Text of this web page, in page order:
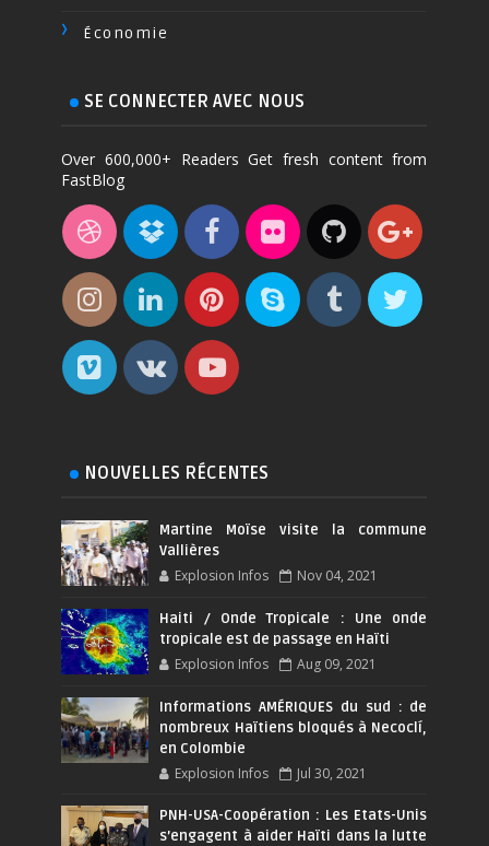
Économie
SE CONNECTER AVEC NOUS
Over 600,000+ Readers Get fresh content from
FastBlog
NOUVELLES RÉCENTES
Martine Moïse visite la commune
Vallières
Explosion Infos Nov 04, 2021
Haiti / Onde Tropicale : Une onde
tropicale est de passage en Haïti
Explosion Infos Aug 09, 2021
Informations AMÉRIQUES du sud : de
nombreux Haïtiens bloqués à Necoclí,
en Colombie
Explosion Infos Jul 30, 2021
PNH-USA-Coopération : Les Etats-Unis
s’engagent à aider Haïti dans la lutte